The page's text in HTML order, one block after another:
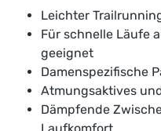
Leichter
Für schnelle Läufe
geeignet
Damenspezifische
Atmungsaktives
Dämpfende